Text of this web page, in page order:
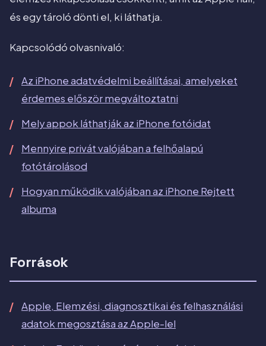
és egy tároló dönti el, ki láthatja.
Kapcsolódó olvasnivaló:
Az iPhone adatvédelmi beállításai, amelyeket
érdemes először megváltoztatni
Mely appok láthatják az iPhone fotóidat
Mennyire privát valójában a felhőalapú
fotótárolásod
Hogyan működik valójában az iPhone Rejtett
albuma
Források
Apple, Elemzési, diagnosztikai és felhasználási
adatok megosztása az Apple-lel